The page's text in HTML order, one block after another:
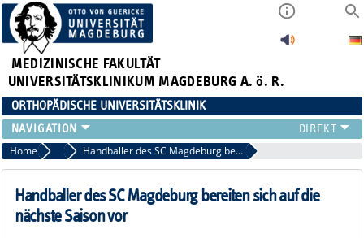
MEDIZINISCHE FAKULTÄT
UNIVERSITÄTSKLINIKUM MAGDEBURG A. ö. R.
ORTHOPÄDISCHE UNIVERSITÄTSKLINIK
TEAM
KLINIK
ÄRZTE
PATIENTEN
Home Aktuelles Handballer des SC Magdeburg bereiten sich auf die nächste Saison vor
Handballer des SC Magdeburg bereiten sich auf die
nächste Saison vor